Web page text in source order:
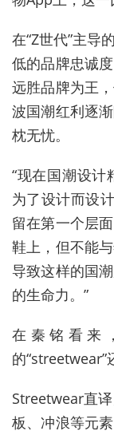
在“Z世代”主导
低的品牌忠诚
远胜品牌为王
波国潮红利逐
枕无忧。
“现在国潮设
为了设计而设
留在第一个层
鞋上，但不能
导致这样的国
的生命力。”
在秦铭看来
的“streetwear”
Streetwear直
板、冲浪等元